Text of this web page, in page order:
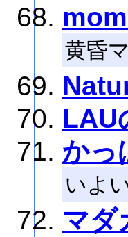
黄昏
LAU
かっ
いよ
マダ